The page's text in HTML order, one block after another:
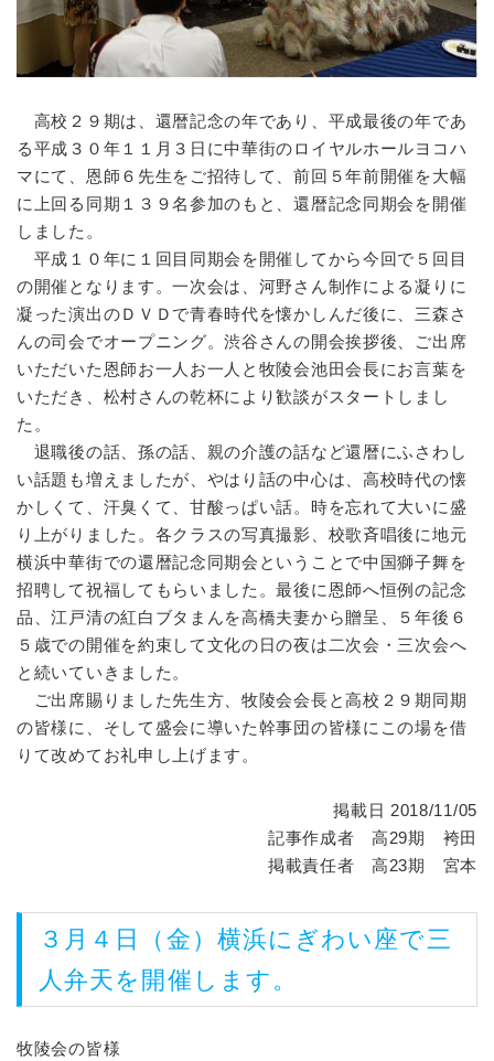
高校２９期は、還暦記念の年であり、平成最後の年であ
る平成３０年１１月３日に中華街のロイヤルホールヨコハ
マにて、恩師６先生をご招待して、前回５年前開催を大幅
に上回る同期１３９名参加のもと、還暦記念同期会を開催
しました。
平成１０年に１回目同期会を開催してから今回で５回目
の開催となります。一次会は、河野さん制作による凝りに
凝った演出のＤＶＤで青春時代を懐かしんだ後に、三森さ
んの司会でオープニング。渋谷さんの開会挨拶後、ご出席
いただいた恩師お一人お一人と牧陵会池田会長にお言葉を
いただき、松村さんの乾杯により歓談がスタートしまし
た。
退職後の話、孫の話、親の介護の話など還暦にふさわし
い話題も増えましたが、やはり話の中心は、高校時代の懐
かしくて、汗臭くて、甘酸っぱい話。時を忘れて大いに盛
り上がりました。各クラスの写真撮影、校歌斉唱後に地元
横浜中華街での還暦記念同期会ということで中国獅子舞を
招聘して祝福してもらいました。最後に恩師へ恒例の記念
品、江戸清の紅白ブタまんを高橋夫妻から贈呈、５年後６
５歳での開催を約束して文化の日の夜は二次会・三次会へ
と続いていきました。
ご出席賜りました先生方、牧陵会会長と高校２９期同期
の皆様に、そして盛会に導いた幹事団の皆様にこの場を借
りて改めてお礼申し上げます。
掲載日 2018/11/05
記事作成者 高29期 袴田
掲載責任者 高23期 宮本
３月４日（金）横浜にぎわい座で三
人弁天を開催します。
牧陵会の皆様